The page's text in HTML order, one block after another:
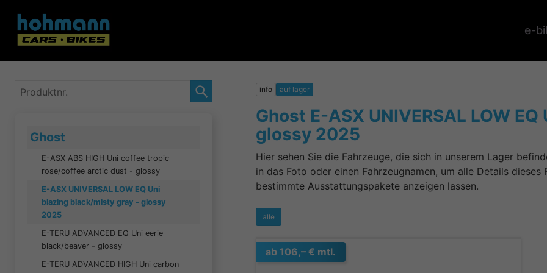
e-
info auf lager
Ghost E-ASX UNIVERSAL LOW
glossy 2025
Hier sehen Sie die Fahrzeuge, die sich in unserem Lager
in das Foto oder einen Fahrzeugnamen, um alle Details
bestimmte Ausstattungspakete anzeigen lassen.
alle
ab 106,– € mtl.
Produktnr.
Ghost
E-ASX ABS HIGH Uni coffee tropic
rose/coffee arctic dust - glossy
E-ASX UNIVERSAL LOW EQ Uni
blazing black/misty gray - glossy
2025
E-TERU ADVANCED EQ Uni eerie
black/beaver - glossy
E-TERU ADVANCED HIGH Uni carbon